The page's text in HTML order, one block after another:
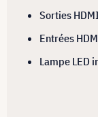
Sorties
Entrées
Lampe LED